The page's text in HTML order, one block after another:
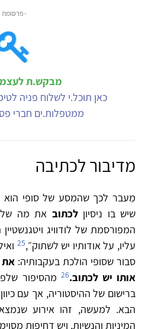
- פרסומת
מבקש.ת
כאן תוכל.י לשלוח פניה
ממטפלות.ים חברי
מדיבור לכתיבה
מֵעבר לכך שהמסע של סופי הוא
שיש בו ניסיוןלכתוב את מה
המפורסמת של לודוויג
עליו, על אודותיו יש לשתוק״,25
סבור שסופי הולכת בעקבותיה:את
אותו יש לכתוב.26 מהסיפור
ברישום של ההיסטוריה, אך עם
הבא. למעשה, זהו אירוע
המיניות והנשיות, ויש דחיפוּת